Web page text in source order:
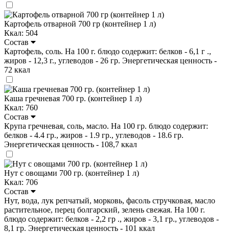
Картофель отварной 700 гр (контейнер 1 л)
Ккал: 504
Состав
Картофель, соль. На 100 г. блюдо содержит: белков - 6,1 г .,
жиров - 12,3 г., углеводов - 26 гр. Энергетическая ценность -
72 ккал
Каша гречневая 700 гр. (контейнер 1 л)
Ккал: 760
Состав
Крупа гречневая, соль, масло. На 100 гр. блюдо содержит:
белков - 4.4 гр., жиров - 1.9 гр., углеводов - 18.6 гр.
Энергетическая ценность - 108,7 ккал
Нут с овощами 700 гр. (контейнер 1 л)
Ккал: 706
Состав
Нут, вода, лук репчатый, морковь, фасоль стручковая, масло
растительное, перец болгарский, зелень свежая. На 100 г.
блюдо содержит: белков - 2,2 гр ., жиров - 3,1 гр., углеводов -
8,1 гр. Энергетическая ценность - 101 ккал